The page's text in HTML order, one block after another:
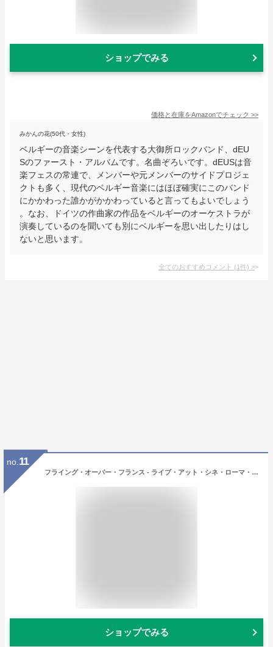
ショップでみる
価格と在庫をAmazonでチェック >>
みかんの花(50代・女性)
ベルギーの音楽シーンを代表する大御所ロックバンド、dEU
Sのファースト・アルバムです。名曲ぞろいです。dEUSは音
楽フェスの常連で、メンバーや元メンバーのサイドプロジェ
クトも多く、現代のベルギー音楽にはほぼ確実にこのバンド
にかかわった誰かがかかわっていると言ってもよいでしょう
。なお、ドイツの作曲家の作品をベルギーのオーケストラが
演奏しているのを聞いても別にベルギーを思い出したりはし
ないと思います。
全てのおすすめコメント (1件) >
no. 11
フライング・オーバー・フランス - ライブ・アット・シネ・ローマ・ボルゲルハウト、ベルギー1972 [ ポール・マッカートニーズ・ウィングス ]
ショップでみる